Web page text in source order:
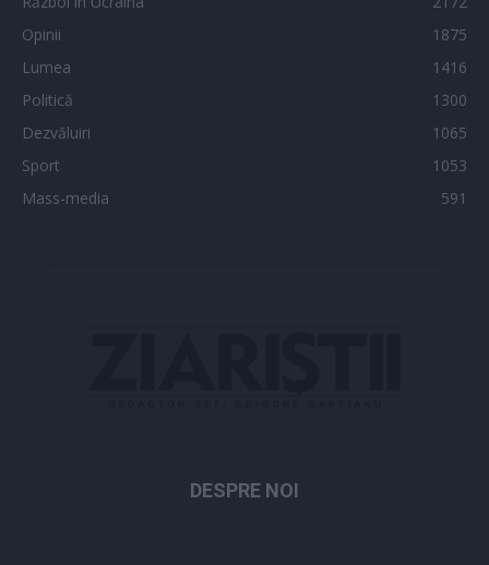
Opinii
1875
Lumea
1416
Politică
1300
Dezvăluiri
1065
Sport
1053
Mass-media
591
DESPRE NOI